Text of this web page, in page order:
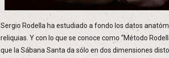
Sergio Rodella ha estudiado a fondo los datos
reliquias. Y con lo que se conoce como “Método
que la Sábana Santa da sólo en dos dimensiones